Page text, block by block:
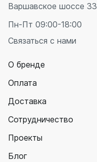
Варшавское шоссе 33
Пн-Пт 09:00-18:00
Связаться с нами
О бренде
Оплата
Доставка
Сотрудничество
Проекты
Блог